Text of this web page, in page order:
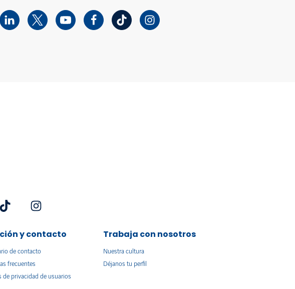
y contacto
de contacto
frecuentes
de privacidad de usuarios
Trabaja con nosotros
Nuestra cultura
Déjanos tu perfil